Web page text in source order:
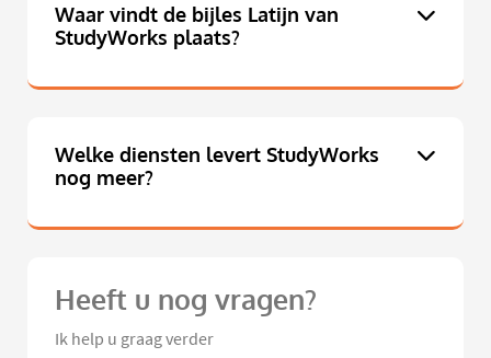
Waar vindt de bijles Latijn van
StudyWorks plaats?
Welke diensten levert StudyWorks
nog meer?
Heeft u nog vragen?
Ik help u graag verder